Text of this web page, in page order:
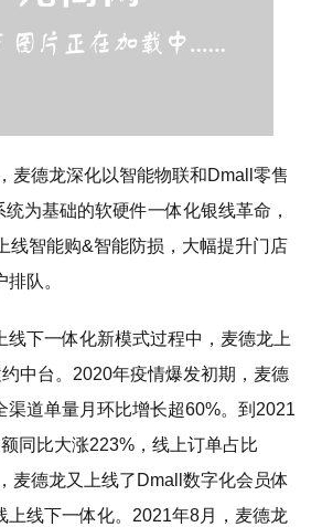
麦德龙深化以智能物联和Dmall零售
为基础的软硬件一体化银线革命，
线智能购&智能防损，大幅提升门店
队。
线下一体化新模式过程中，麦德龙上
中台。2020年疫情爆发初期，麦德
渠道单量月环比增长超60%。到2021
同比大涨223%，线上订单占比
麦德龙又上线了Dmall数字化会员体
上线下一体化。2021年8月，麦德龙